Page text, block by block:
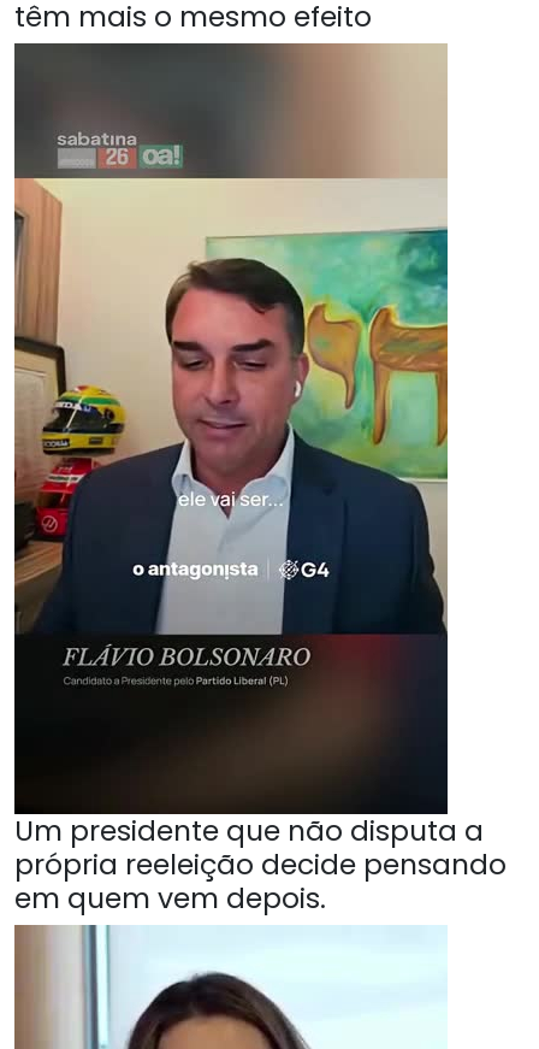
têm mais o mesmo efeito
Um presidente que não disputa a
própria reeleição decide pensando
em quem vem depois.